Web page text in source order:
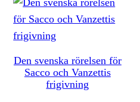
Den svenska rörelsen för
Sacco och Vanzettis
frigivning